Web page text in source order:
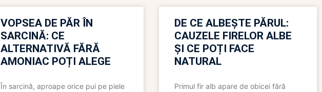
VOPSEA DE PĂR ÎN
SARCINĂ: CE
ALTERNATIVĂ FĂRĂ
AMONIAC POȚI ALEGE
În sarcină, aproape orice pui pe piele
DE CE ALBEȘTE PĂRUL:
CAUZELE FIRELOR ALBE
ȘI CE POȚI FACE
NATURAL
Primul fir alb apare de obicei fără